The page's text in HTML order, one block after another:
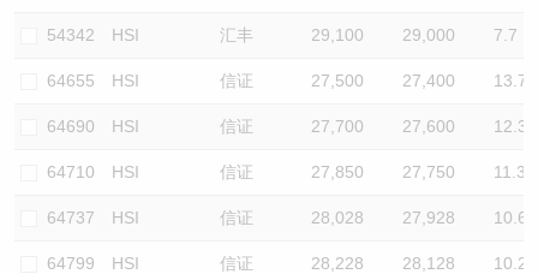
54342 HSI 汇丰 29,100 29,000 7.7
64655 HSI 信证 27,500 27,400 13.7
64690 HSI 信证 27,700 27,600 12.3
64710 HSI 信证 27,850 27,750 11.3
64737 HSI 信证 28,028 27,928 10.6
64799 HSI 信证 28,228 28,128 10.2
牛熊证文件及公告
牛熊证文件及公告 (瑞信)
ADR
收市竞价变化